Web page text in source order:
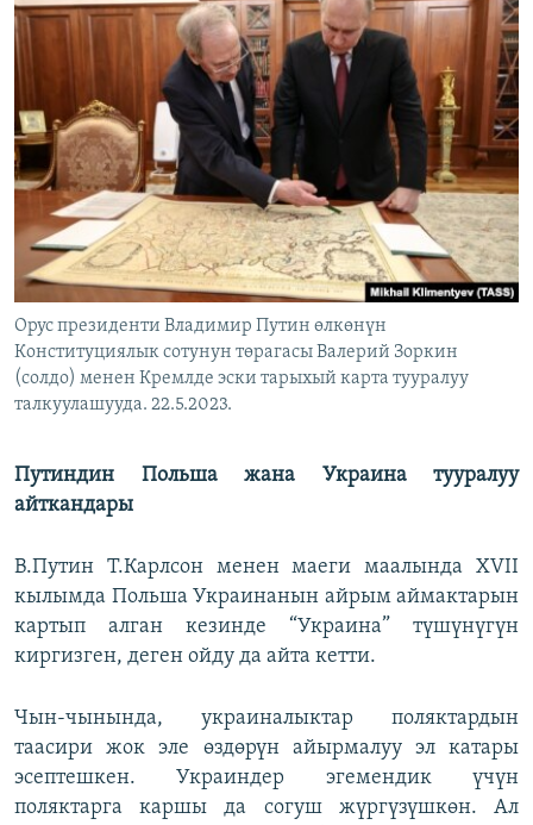
Орус президенти Владимир Путин өлкөнүн
Конституциялык сотунун төрагасы Валерий Зоркин
(солдо) менен Кремлде эски тарыхый карта тууралуу
талкуулашууда. 22.5.2023.
Путиндин Польша жана Украина тууралуу
айткандары
В.Путин Т.Карлсон менен маеги маалында XVII
кылымда Польша Украинанын айрым аймактарын
картып алган кезинде “Украина” түшүнүгүн
киргизген, деген ойду да айта кетти.
Чын-чынында, украиналыктар поляктардын
таасири жок эле өздөрүн айырмалуу эл катары
эсептешкен. Украиндер эгемендик үчүн
поляктарга каршы да согуш жүргүзүшкөн. Ал